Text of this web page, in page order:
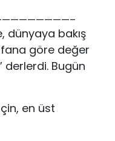
dünyaya bakış
göre değer
derlerdi. Bugün
en üst